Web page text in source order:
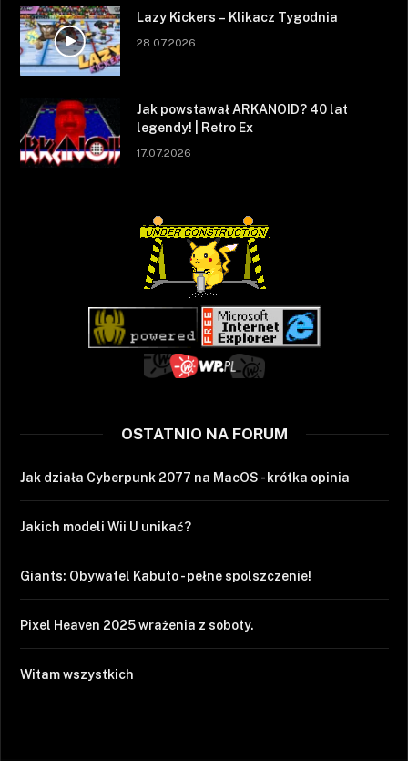
Lazy Kickers – Klikacz Tygodnia
28.07.2026
Jak powstawał ARKANOID? 40 lat
legendy! | Retro Ex
17.07.2026
OSTATNIO NA FORUM
Jak działa Cyberpunk 2077 na MacOS - krótka opinia
Jakich modeli Wii U unikać?
Giants: Obywatel Kabuto - pełne spolszczenie!
Pixel Heaven 2025 wrażenia z soboty.
Witam wszystkich